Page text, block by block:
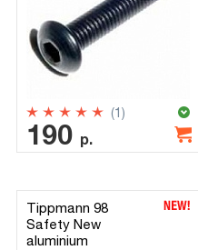
(1)
190 р.
Tippmann 98
Safety New
aluminium